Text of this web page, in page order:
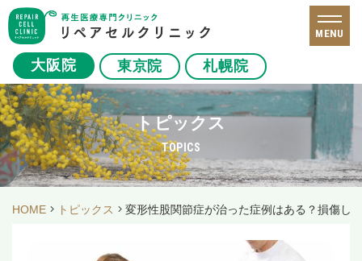
大阪院 東京院 札幌院
MENU
トピックス
TOPICS
HOME トピックス 変形性股関節症が治った症例はある？損傷し